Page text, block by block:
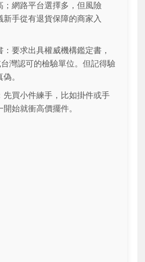
；網路平台選擇多，但風險
新手從有退貨保障的商家入
：要求出具權威機構鑑定書，
灣認可的檢驗單位。但記得驗
。
先買小件練手，比如掛件或手
開始就衝高價擺件。